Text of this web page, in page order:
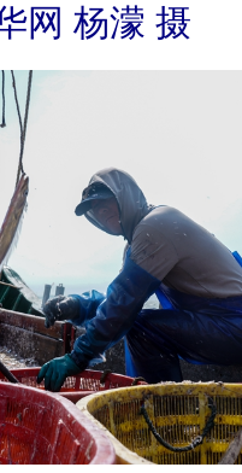
网 杨濛 摄